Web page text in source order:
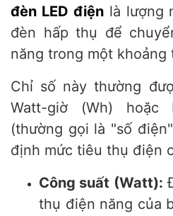
đèn LED điệnlà lượng
đèn hấp thụ để
năng trong một
Chỉ số này thường
Watt-giờ (Wh) hoặc
(thường gọi là "số
định mức tiêu thụ điện
Công suất (Watt):
thụ điện năng của